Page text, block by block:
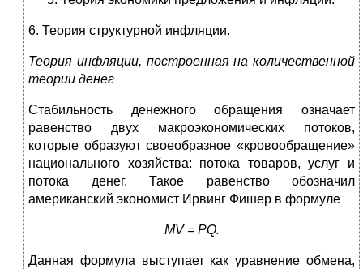
6. Теория структурной инфляции.
Теория инфляции, построенная на количественной
теории денег
Стабильность денежного обращения означает
равенство двух макроэкономических потоков,
которые образуют своеобразное «кровообращение»
национального хозяйства: потока товаров, услуг и
потока денег. Такое равенство обозначил
американский экономист Ирвинг Фишер в формуле
МV = РQ.
Данная формула выступает как уравнение обмена,